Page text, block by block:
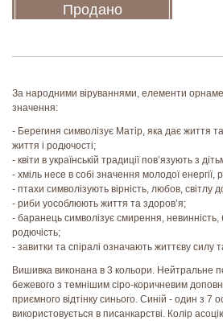
Продано
За народними віруваннями, елементи
значення:
- Берегиня символізує Матір, яка дає життя
життя і родючості;
- квіти в українській традиції пов’язують з
- хміль несе в собі значення молодої енергії,
- птахи символізують вірність, любов, світлу
- риби уособлюють життя та здоров’я;
- баранець символізує смирення,
родючість;
- завитки та спіралі означають життєву силу
Вишивка виконана в 3 кольори. Нейтральне
бежевого з темнішим сіро-коричневим
приємного відтінку синього. Синій - один з 7
використовується в писанкарстві. Колір